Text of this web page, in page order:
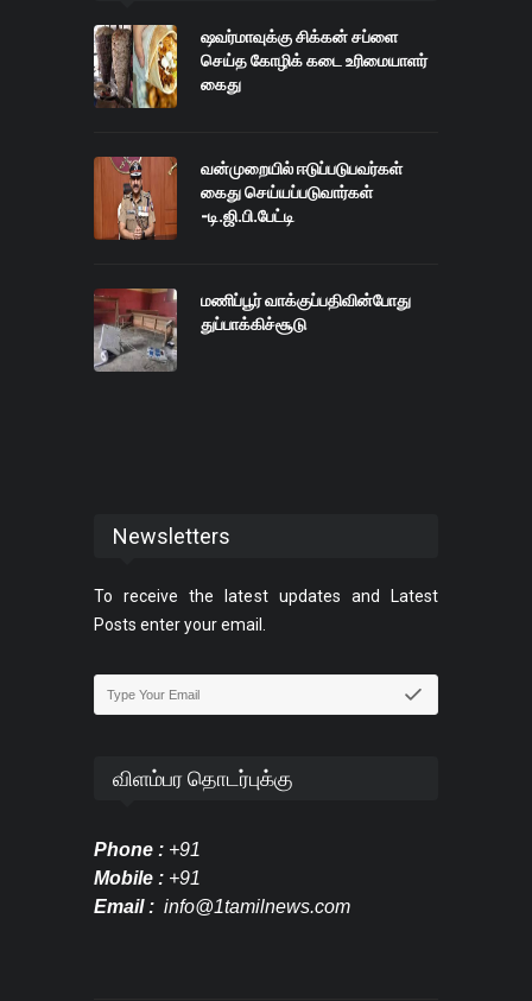
ஷவர்மாவுக்கு சிக்கன் சப்ளை
செய்த கோழிக் கடை உரிமையாளர்
கைது
வன்முறையில் ஈடுப்படுபவர்கள்
கைது செய்யப்படுவார்கள்
-டி.ஜி.பி.பேட்டி
மணிப்பூர் வாக்குப்பதிவின்போது
துப்பாக்கிச்சூடு
Newsletters
To receive the latest updates and Latest
Posts enter your email.
விளம்பர தொடர்புக்கு
Phone : +91
Mobile : +91
Email : info@1tamilnews.com